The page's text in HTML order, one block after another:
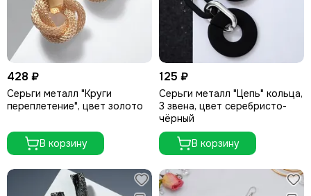
428 ₽
Серьги металл "Круги
переплетение", цвет золото
В корзину
125 ₽
Серьги металл "Цепь" кольца,
3 звена, цвет серебристо-
чёрный
В корзину